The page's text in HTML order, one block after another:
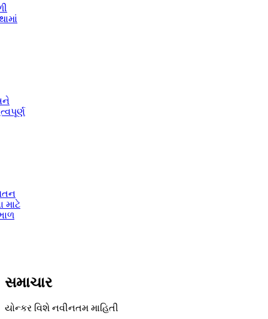
માટે
સમાચાર
યોન્કર વિશે નવીનતમ માહિતી